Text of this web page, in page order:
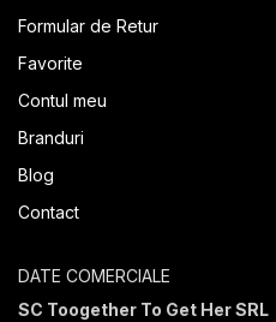
Formular de Retur
Favorite
Contul meu
Branduri
Blog
Contact
DATE COMERCIALE
SC Toogether To Get Her SRL